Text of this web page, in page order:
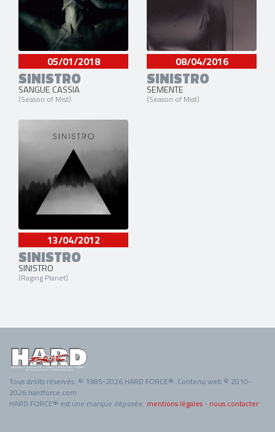
05/01/2018
SINISTRO
SANGUE CASSIA
(Season of Mist)
08/04/2016
SINISTRO
SEMENTE
(Season of Mist)
13/04/2012
SINISTRO
SINISTRO
(Raging Planet)
Tous droits réservés. © 1985-2026 HARD FORCE®. Contenu web © 2010-
2026 hardforce.com
HARD FORCE® est une marque déposée. mentions légales - nous contacter